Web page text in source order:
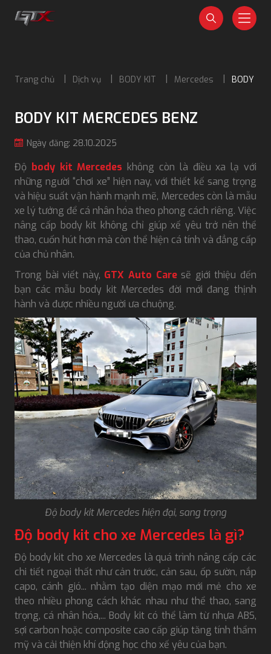
Trang chủ Dịch vụ BODY KIT Mercedes BODY KIT
BODY KIT MERCEDES BENZ
Ngày đăng: 28.10.2025
Độ body kit Mercedes không còn là điều xa lạ với
những người “chơi xe” hiện nay, với thiết kế sang trọng
và hiệu suất vận hành mạnh mẽ, Mercedes còn là mẫu
xe lý tưởng để cá nhân hóa theo phong cách riêng. Việc
nâng cấp body kit không chỉ giúp xế yêu trở nên thể
thao, cuốn hút hơn mà còn thể hiện cá tính và đẳng cấp
của chủ nhân.
Trong bài viết này, GTX Auto Care sẽ giới thiệu đến
bạn các mẫu body kit Mercedes đời mới đang thịnh
hành và được nhiều người ưa chuộng.
Độ body kit Mercedes hiện đại, sang trọng
Độ body kit cho xe Mercedes là gì?
Độ body kit cho xe Mercedes là quá trình nâng cấp các
chi tiết ngoại thất như cản trước, cản sau, ốp sườn, nắp
capo, cánh gió... nhằm tạo diện mạo mới mẻ cho xe
theo nhiều phong cách khác nhau như thể thao, sang
trọng, cá nhân hóa,... Body kit có thể làm từ nhựa ABS,
sợi carbon hoặc composite cao cấp giúp tăng tính thẩm
mỹ và cải thiện khí động học cho xế yêu của bạn.